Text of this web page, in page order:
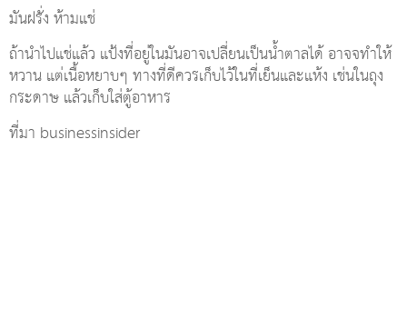
มันฝรั่ง ห้ามแช่
ถ้านำไปแช่แล้ว แป้งที่อยู่ในมันอาจเปลี่ยนเป็นน้ำตาลได้ อาจจทำให้
หวาน แต่เนื้อหยาบๆ ทางที่ดีควรเก็บไว้ในที่เย็นและแห้ง เช่นในถุง
กระดาษ แล้วเก็บใส่ตู้อาหาร
ที่มา businessinsider